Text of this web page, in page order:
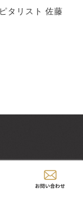
タリスト 佐藤